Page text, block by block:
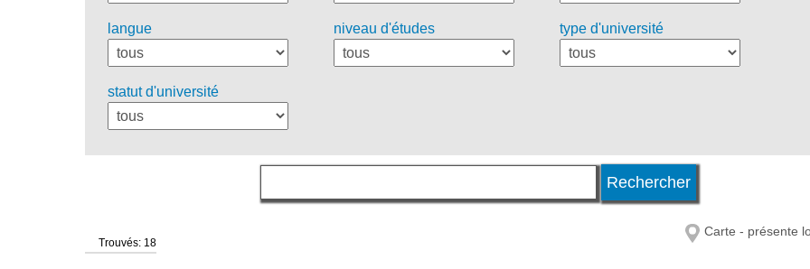
langue niveau d'études type d'université
statut d'université
Trouvés: 18
Carte - présente